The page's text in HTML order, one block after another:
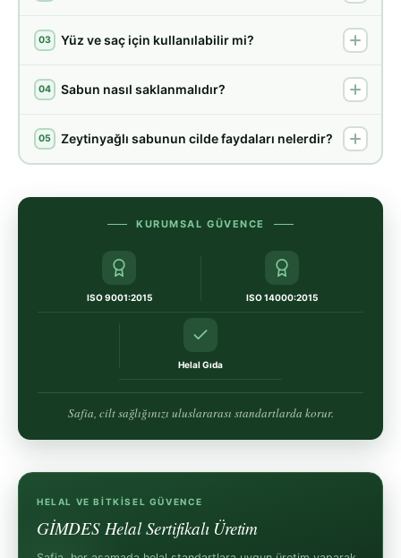
03 Yüz ve saç için kullanılabilir mi?
04 Sabun nasıl saklanmalıdır?
05 Zeytinyağlı sabunun cilde faydaları nelerdir?
KURUMSAL GÜVENCE
ISO 9001:2015 ISO 14000:2015
Helal Gıda
Safia, cilt sağlığınızı uluslararası standartlarda korur.
HELAL VE BITKISEL GÜVENCE
GİMDES Helal Sertifikalı Üretim